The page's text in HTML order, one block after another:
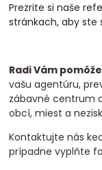
Prezrite si naše
stránkach, aby ste
Radi Vám
vašu agentúru,
zábavné centrum
obcí, miest a
Kontaktujte nás
prípadne vyplňte